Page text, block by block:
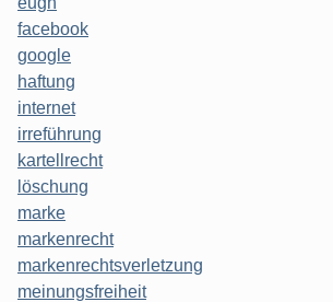
facebook
google
haftung
internet
irreführung
kartellrecht
löschung
marke
markenrecht
markenrechtsverletzung
meinungsfreiheit